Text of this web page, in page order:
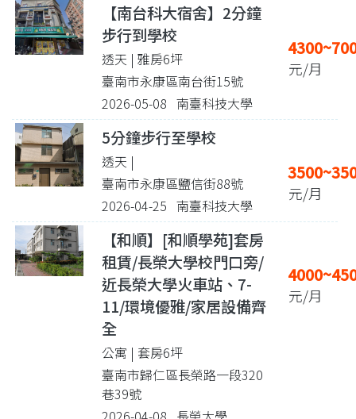
【南台科大宿舍】2分鐘
步行到學校
透天 | 雅房6坪
臺南市永康區南台街15號
2026-05-08 南臺科技大學
元/月
5分鐘步行至學校
透天 |
臺南市永康區鹽信街88號
2026-04-25 南臺科技大學
元/月
【和順】[和順學苑]套房
租賃/長榮大學校門口旁/
近長榮大學火車站、7-
11/環境優雅/家居設備齊
全
公寓 | 套房6坪
臺南市歸仁區長榮路一段320
巷39號
元/月